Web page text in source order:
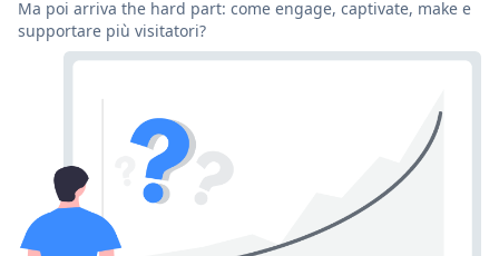
Ma poi arriva the hard part: come engage, captivate, make e
supportare più visitatori?